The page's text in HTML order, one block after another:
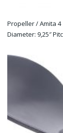
Propeller / Amita 4
Diameter: 9,25″